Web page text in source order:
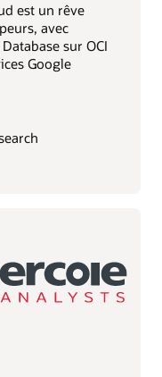
est un rêve
avec
sur OCI
Google